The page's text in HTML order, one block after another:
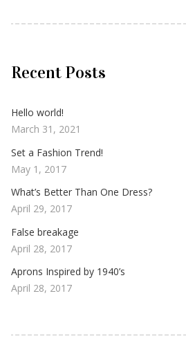
Recent Posts
Hello world!
March 31, 2021
Set a Fashion Trend!
May 1, 2017
What’s Better Than One Dress?
April 29, 2017
False breakage
April 28, 2017
Aprons Inspired by 1940’s
April 28, 2017